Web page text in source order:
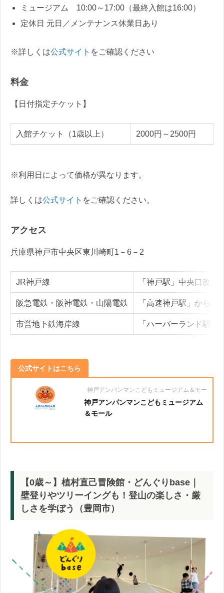
ミュージアム 10:00～17:00（最終入館は16:00）
定休日 元日／メンテナンス休業日あり
※詳しくは公式サイト をご確認ください
料金
【日付指定チケット】
入館チケット（1歳以上） 2000円～2500円
※利用日によって価格が異なります。
詳しくは公式サイト をご確認ください。
アクセス
兵庫県神戸市中央区東川崎町1－6－2
JR神戸線 「神戸駅」中央口改札
阪急電鉄・阪神電鉄・山陽電鉄 「高速神戸駅」から
市営地下鉄海岸線 「ハーバーランド駅」
公式サイトはこちら
神戸アンパンマンこどもミュージアム＆モール
神戸アンパンマンこどもミュージアム
＆モール
【0歳～】植村直己冒険館・どんぐりbase｜
壁登りやツリーイングも！登山の楽しさ・厳
しさを学ぼう（豊岡市）